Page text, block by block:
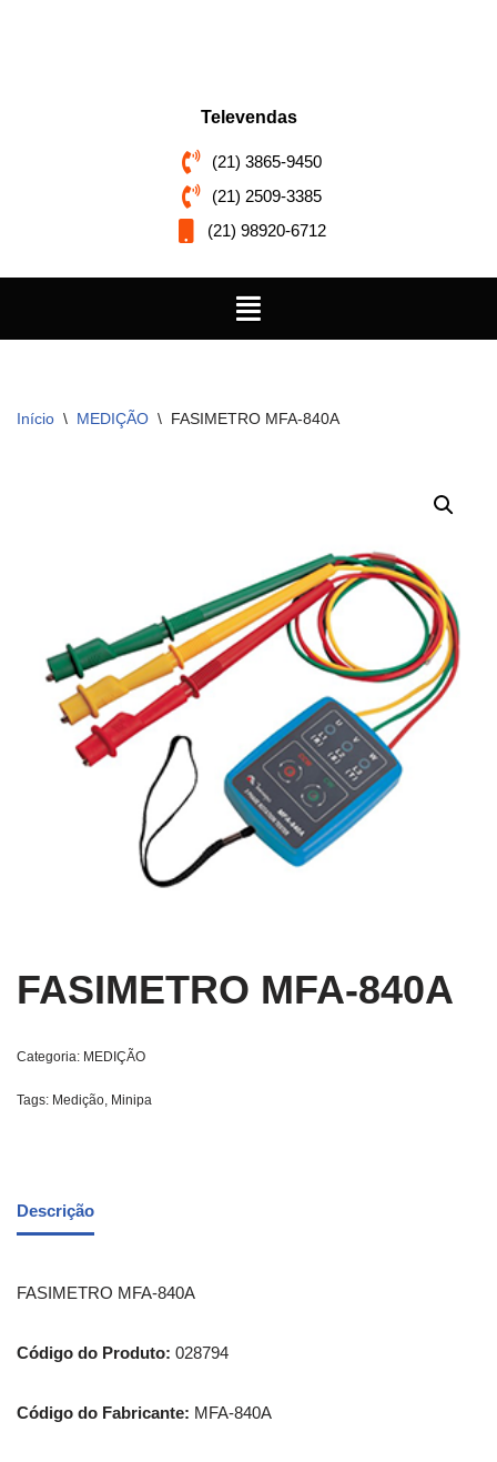
Televendas
(21) 3865-9450
(21) 2509-3385
(21) 98920-6712
Início \ MEDIÇÃO \ FASIMETRO MFA-840A
FASIMETRO MFA-840A
Categoria: MEDIÇÃO
Tags: Medição, Minipa
Descrição
FASIMETRO MFA-840A
Código do Produto: 028794
Código do Fabricante: MFA-840A